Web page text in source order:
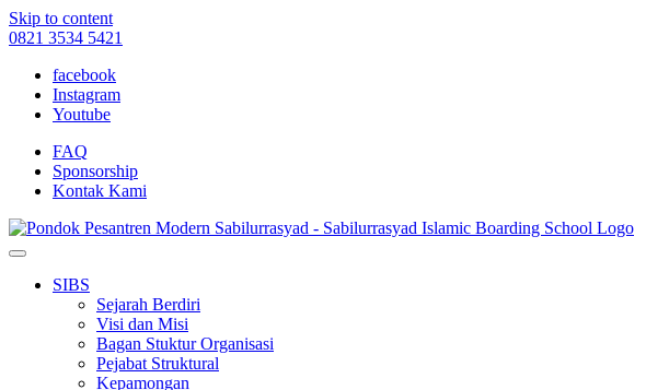
Skip to content
0821 3534 5421
facebook
Instagram
Youtube
FAQ
Sponsorship
Kontak Kami
SIBS
Sejarah Berdiri
Visi dan Misi
Bagan Stuktur Organisasi
Pejabat Struktural
Kepamongan